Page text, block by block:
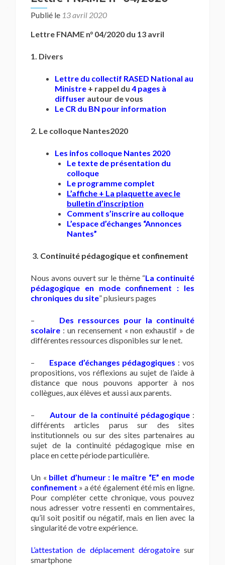
Publié le 13 avril 2020
Lettre FNAME n° 04/2020 du 13 avril
1. Divers
Lettre du collectif RASED National au
Ministre + rappel du 4 pages à
diffuser autour de vous
Le CR du BN pour information
2. Le colloque Nantes2020
Les infos colloque Nantes 2020
Le texte de présentation du
colloque
Le programme complet
L’affiche + La plaquette avec le
bulletin d’inscription
Comment s’inscrire au colloque
L’espace d’échanges “Annonces
Nantes”
3. Continuité pédagogique et confinement
Nous avons ouvert sur le thème “La continuité
pédagogique en mode confinement : les
chroniques du site” plusieurs pages
– Des ressources pour la continuité
scolaire : un recensement « non exhaustif » de
différentes ressources disponibles sur le net.
– Espace d’échanges pédagogiques : vos
propositions, vos réflexions au sujet de l’aide à
distance que nous pouvons apporter à nos
collègues, aux élèves et aussi aux parents.
– Autour de la continuité pédagogique :
différents articles parus sur des sites
institutionnels ou sur des sites partenaires au
sujet de la continuité pédagogique mise en
place en cette période particulière.
Un « billet d’humeur : le maître “E” en mode
confinement » a été également été mis en ligne.
Pour compléter cette chronique, vous pouvez
nous adresser votre ressenti en commentaires,
qu’il soit positif ou négatif, mais en lien avec la
singularité de votre expérience.
L’attestation de déplacement dérogatoiresur
smartphone